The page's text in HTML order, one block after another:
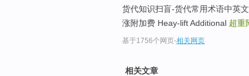
货代知识扫盲-货代常用术语中英
涨附加费 Heay-lift Additional 超重
基于1756个网页-相关网页
相关文章